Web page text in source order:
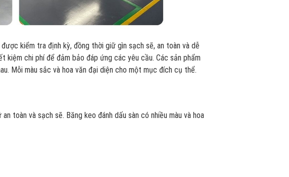
kiểm tra định kỳ, đồng thời giữ gìn sạch sẽ, an toàn và dễ
chi phí để đảm bảo đáp ứng các yêu cầu. Các sản phẩm
Mỗi màu sắc và hoa văn đại diện cho một mục đích cụ thể.
toàn và sạch sẽ. Băng keo đánh dấu sàn có nhiều màu và hoa